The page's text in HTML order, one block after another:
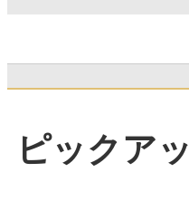
ピックア